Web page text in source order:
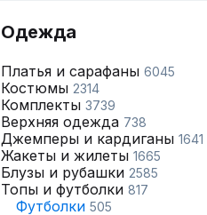
Одежда
Платья и сарафаны 6045
Костюмы 2314
Комплекты 3739
Верхняя одежда 738
Джемперы и кардиганы 1641
Жакеты и жилеты 1665
Блузы и рубашки 2585
Топы и футболки 817
Футболки 505